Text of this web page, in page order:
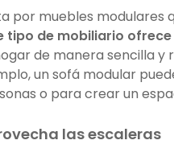
por muebles modulares
tipo de mobiliario
de manera sencilla y
un sofá modular
o para crear un
las escaleras